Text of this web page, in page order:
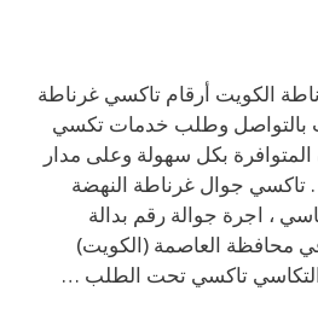
غرناطة الكويت أرقام تاكسي غرناطة
وطلب خدمات تكسي
بكل سهولة وعلى مدار
تاكسي جوال غرناطة النهضة
، اجرة جوالة رقم بدالة
محافظة العاصمة (الكويت)
تاكسي تحت الطلب …